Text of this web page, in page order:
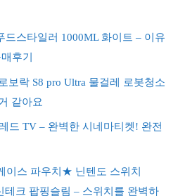
드스타일러 1000ML 화이트 – 이유
후기
보락 S8 pro Ultra 물걸레 로봇청소
같아요
드 TV – 완벽한 시네마티켓! 완전
이스 파우치★ 닌텐도 스위치
테크 팝핑슬림 – 스위치를 완벽하